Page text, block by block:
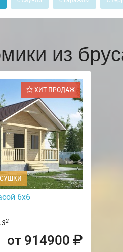
из
ХИТ ПРОДАЖ
6х6
2
от 914900